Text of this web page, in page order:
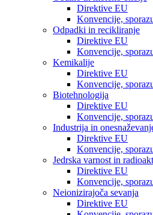
Direktive EU
Konvencije,
Odpadki in recikliranje
Direktive EU
Konvencije,
Kemikalije
Direktive EU
Konvencije,
Biotehnologija
Direktive EU
Konvencije,
Industrija in
Direktive EU
Konvencije,
Jedrska varnost in
Direktive EU
Konvencije,
Neionizirajoča sevanja
Direktive EU